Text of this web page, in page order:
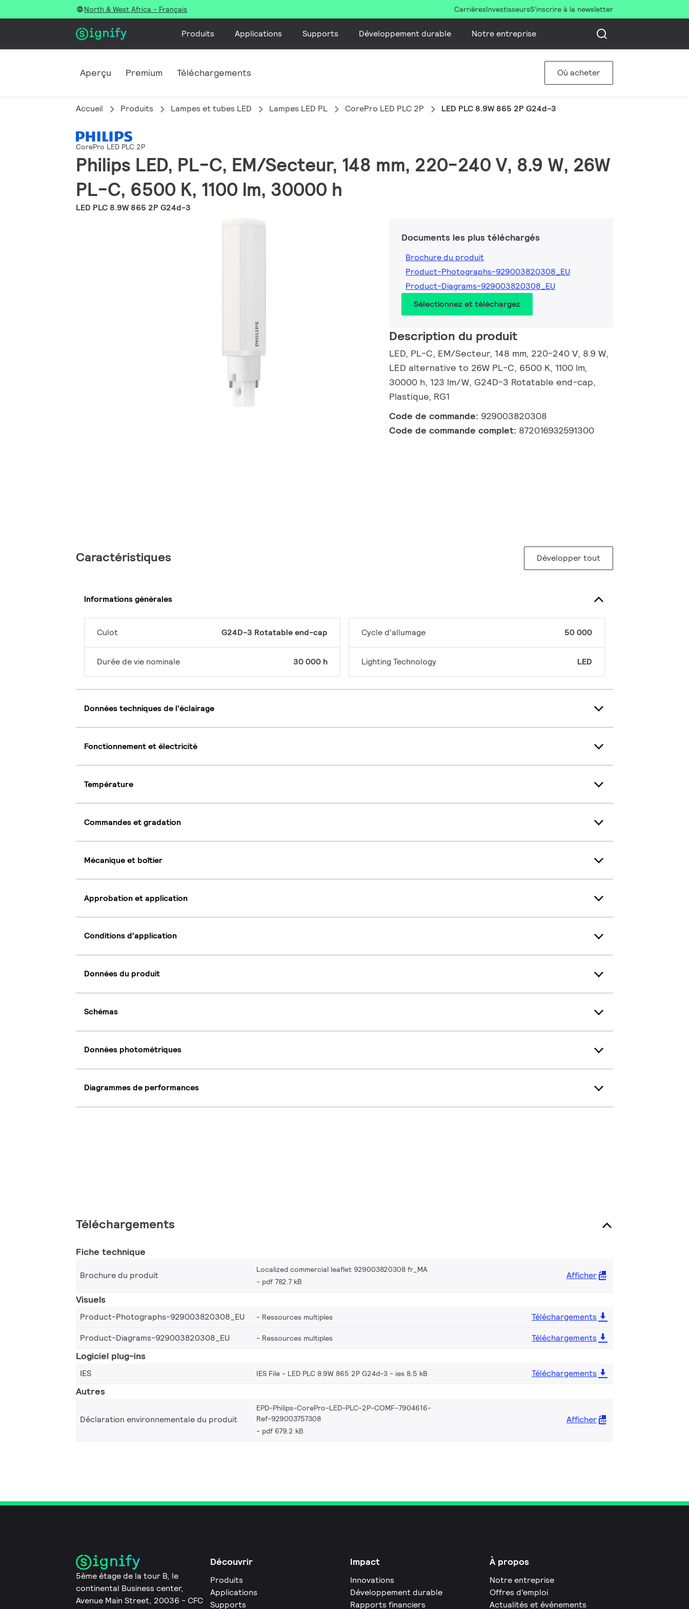
North & West Africa - Français CarrièresInvestisseursS’inscrire à la newsletter
Produits Applications Supports Développement durable Notre entreprise
Aperçu Premium Téléchargements Où acheter
Accueil Produits Lampes et tubes LED Lampes LED PL CorePro LED PLC 2P LED PLC 8.9W 865 2P G24d-3
CorePro LED PLC 2P
Philips LED, PL-C, EM/Secteur, 148 mm, 220-240 V, 8.9 W, 26W
PL-C, 6500 K, 1100 lm, 30000 h
LED PLC 8.9W 865 2P G24d-3
Documents les plus téléchargés
Brochure du produit
Product-Photographs-929003820308_EU
Product-Diagrams-929003820308_EU
Sélectionnez et téléchargez
Description du produit
LED, PL-C, EM/Secteur, 148 mm, 220-240 V, 8.9 W,
LED alternative to 26W PL-C, 6500 K, 1100 lm,
30000 h, 123 lm/W, G24D-3 Rotatable end-cap,
Plastique, RG1
Code de commande: 929003820308
Code de commande complet: 872016932591300
Caractéristiques Développer tout
Informations générales
Culot G24D-3 Rotatable end-cap
Durée de vie nominale 30 000 h
Cycle d'allumage 50 000
Lighting Technology LED
Données techniques de l'éclairage
Fonctionnement et électricité
Température
Commandes et gradation
Mécanique et boîtier
Approbation et application
Conditions d'application
Données du produit
Schémas
Données photométriques
Diagrammes de performances
Téléchargements
Fiche technique
Brochure du produit
Localized commercial leaflet 929003820308 fr_MA
pdf 782.7 kB
Afficher
Visuels
Product-Photographs-929003820308_EU Ressources multiples
Téléchargements
Product-Diagrams-929003820308_EU
Ressources multiples Téléchargements
Logiciel plug-ins
IES IES File - LED PLC 8.9W 865 2P G24d-3 ies 8.5 kB Téléchargements
Autres
Déclaration environnementale du produit
EPD-Philips-CorePro-LED-PLC-2P-COMF-7904616-
Ref-929003757308
pdf 679.2 kB
Afficher
5ème étage de la tour B, le
continental Business center,
Avenue Main Street, 20036 - CFC
Découvrir
Produits
Applications
Supports
Impact
Innovations
Développement durable
Rapports financiers
À propos
Notre entreprise
Offres d’emploi
Actualités et événements